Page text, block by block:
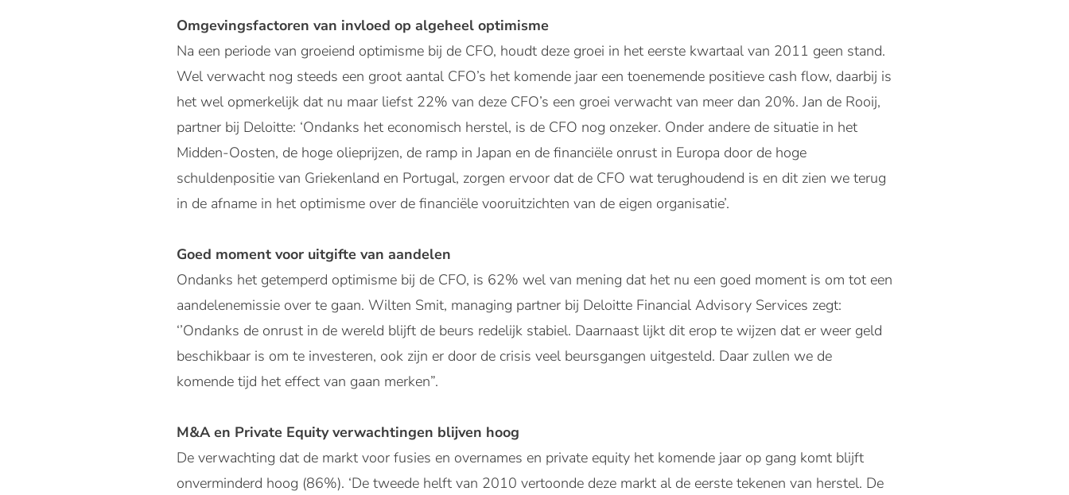
Omgevingsfactoren van invloed op algeheel optimisme
Na een periode van groeiend optimisme bij de CFO, houdt deze groei in het eerste kwartaal van 2011 geen stand.
Wel verwacht nog steeds een groot aantal CFO’s het komende jaar een toenemende positieve cash flow, daarbij is
het wel opmerkelijk dat nu maar liefst 22% van deze CFO’s een groei verwacht van meer dan 20%. Jan de Rooij,
partner bij Deloitte: ‘Ondanks het economisch herstel, is de CFO nog onzeker. Onder andere de situatie in het
Midden-Oosten, de hoge olieprijzen, de ramp in Japan en de financiële onrust in Europa door de hoge
schuldenpositie van Griekenland en Portugal, zorgen ervoor dat de CFO wat terughoudend is en dit zien we terug
in de afname in het optimisme over de financiële vooruitzichten van de eigen organisatie’.
Goed moment voor uitgifte van aandelen
Ondanks het getemperd optimisme bij de CFO, is 62% wel van mening dat het nu een goed moment is om tot een
aandelenemissie over te gaan. Wilten Smit, managing partner bij Deloitte Financial Advisory Services zegt:
‘’Ondanks de onrust in de wereld blijft de beurs redelijk stabiel. Daarnaast lijkt dit erop te wijzen dat er weer geld
beschikbaar is om te investeren, ook zijn er door de crisis veel beursgangen uitgesteld. Daar zullen we de
komende tijd het effect van gaan merken”.
M&A en Private Equity verwachtingen blijven hoog
De verwachting dat de markt voor fusies en overnames en private equity het komende jaar op gang komt blijft
onverminderd hoog (86%). ‘De tweede helft van 2010 vertoonde deze markt al de eerste tekenen van herstel. De